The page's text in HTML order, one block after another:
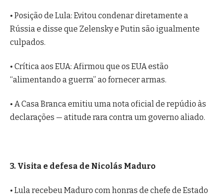
• Posição de Lula: Evitou condenar diretamente a
Rússia e disse que Zelensky e Putin são igualmente
culpados.
• Crítica aos EUA: Afirmou que os EUA estão
“alimentando a guerra” ao fornecer armas.
• A Casa Branca emitiu uma nota oficial de repúdio às
declarações — atitude rara contra um governo aliado.
3. Visita e defesa de Nicolás Maduro
• Lula recebeu Maduro com honras de chefe de Estado